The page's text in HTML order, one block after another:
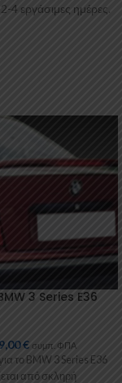
4 εργάσιμες ημέρες.
3 Series E36
€ συμπ. ΦΠΑ
το BMW 3 Series E36
από σκληρή